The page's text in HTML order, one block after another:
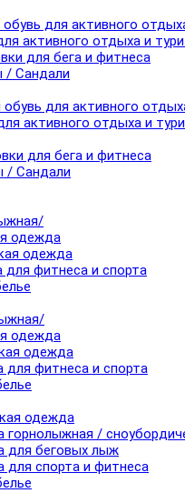
для активного
активного отдыха и
для бега и фитнеса
/ Сандали
для активного
активного отдыха и
для бега и фитнеса
/ Сандали
одежда
одежда
фитнеса и спорта
одежда
одежда
фитнеса и спорта
одежда
/
для беговых лыж
спорта и фитнеса